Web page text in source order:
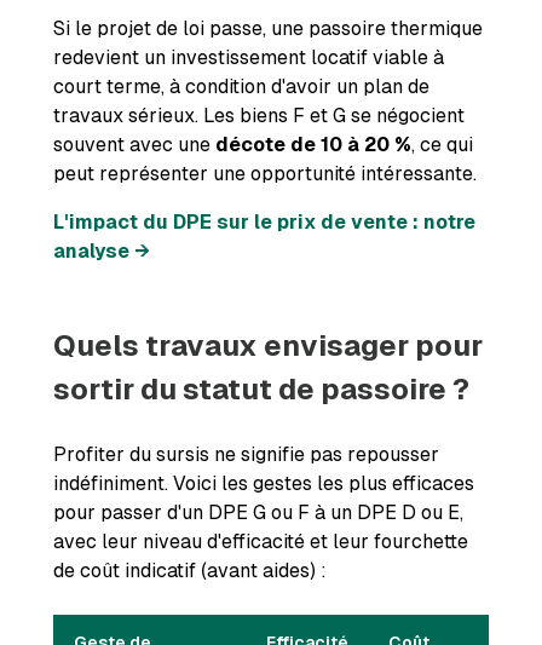
Si le projet de loi passe, une passoire thermique
redevient un investissement locatif viable à
court terme, à condition d'avoir un plan de
travaux sérieux. Les biens F et G se négocient
souvent avec une décote de 10 à 20 %, ce qui
peut représenter une opportunité intéressante.
L'impact du DPE sur le prix de vente : notre
analyse →
Quels travaux envisager pour
sortir du statut de passoire ?
Profiter du sursis ne signifie pas repousser
indéfiniment. Voici les gestes les plus efficaces
pour passer d'un DPE G ou F à un DPE D ou E,
avec leur niveau d'efficacité et leur fourchette
de coût indicatif (avant aides) :